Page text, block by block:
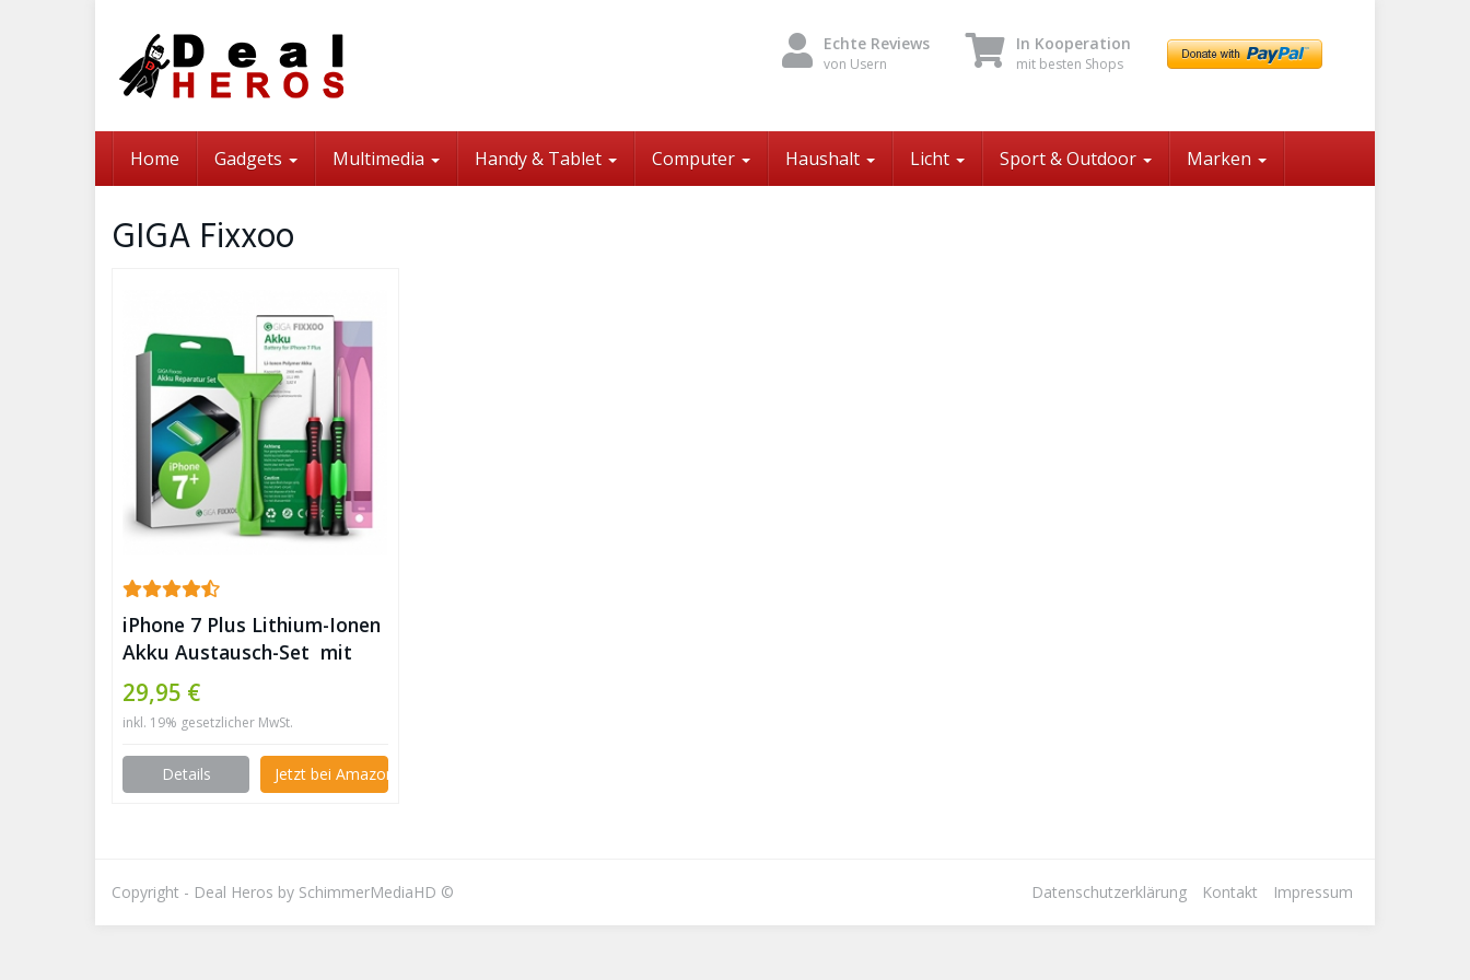
Echte Reviews
von Usern
In Kooperation
mit besten Shops
Home Gadgets Multimedia Handy & Tablet Computer Haushalt Licht Sport & Outdoor Marken
GIGA Fixxoo
iPhone 7 Plus Lithium-Ionen
Akku Austausch-Set mit
Werkzeug & Bildanleitung ✪
29,95 €
inkl. 19% gesetzlicher MwSt.
Details Jetzt bei Amazon kaufen
Copyright - Deal Heros by SchimmerMediaHD © Datenschutzerklärung Kontakt Impressum